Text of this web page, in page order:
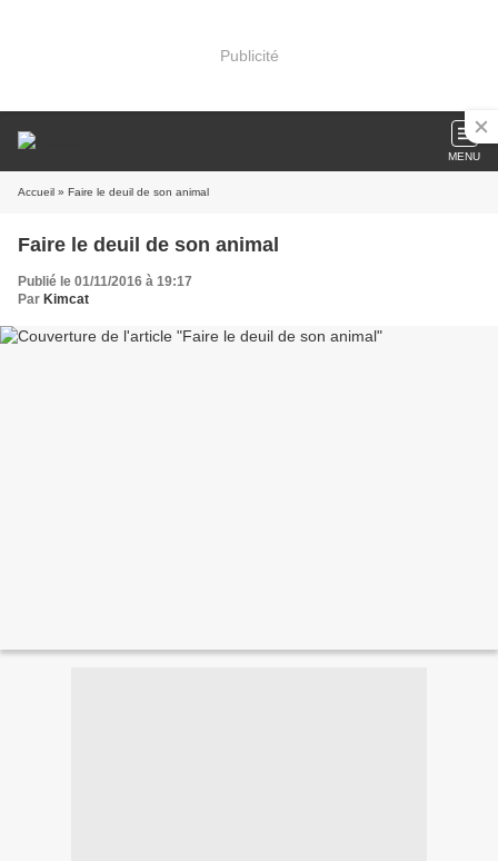
Publicité
MENU
Accueil » Faire le deuil de son animal
Faire le deuil de son animal
Publié le 01/11/2016 à 19:17
Par Kimcat